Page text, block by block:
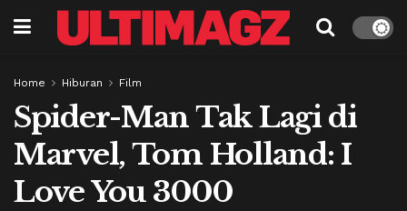
Home Hiburan Film
Spider-Man Tak Lagi di
Marvel, Tom Holland: I
Love You 3000